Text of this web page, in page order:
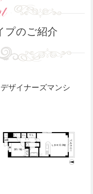
プのご紹介
ザイナーズマンシ